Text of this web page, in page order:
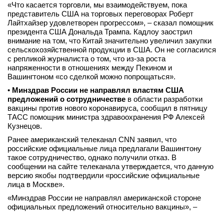
«Что касается торговли, мы взаимодействуем, пока
представитель США на торговых переговорах Роберт
Лайтхайзер удовлетворен прогрессом», – сказал помощник
президента США Дональда Трампа. Кадлоу заострил
внимание на том, что Китай значительно увеличил закупки
сельскохозяйственной продукции в США. Он не согласился
с репликой журналиста о том, что из-за роста
напряженности в отношениях между Пекином и
Вашингтоном «со сделкой можно попрощаться».
• Минздрав России не направлял властям США
предложений о сотрудничестве в области разработки
вакцины против нового коронавируса, сообщил в пятницу
ТАСС помощник министра здравоохранения РФ Алексей
Кузнецов.
Ранее американский телеканал CNN заявил, что
российские официальные лица предлагали Вашингтону
такое сотрудничество, однако получили отказ. В
сообщении на сайте телеканала утверждается, что данную
версию якобы подтвердили «российские официальные
лица в Москве».
«Минздрав России не направлял американской стороне
официальных предложений относительно вакцины», –